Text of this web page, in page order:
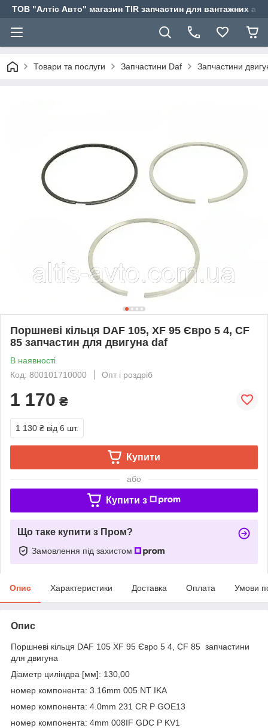
ТОВ "Алтіс Авто" магазин TIR запчастин для вантажних
Товари та послуги Запчастини Daf Запчастини
Поршневі кільця DAF 105, XF 95 Євро 5 4, CF
85 запчастин для двигуна daf
В наявності
Код: 800101710000
Опт і роздріб
1 170 ₴
1 130 ₴ від 6 шт.
Купити
або
Купити з
Що таке купити з Пром?
Замовлення під захистом
Опис Характеристики Доставка Оплата Умови
Опис
Поршневі кільця DAF 105 XF 95 Євро 5 4, CF 85 запчастини
для двигуна
Діаметр циліндра [мм]: 130,00
номер компонента: 3.16mm 005 NT IKA
номер компонента: 4.0mm 231 CR P GOE13
номер компонента: 4mm 008IF GDC P KV1